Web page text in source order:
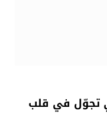
تجوّل في قلب